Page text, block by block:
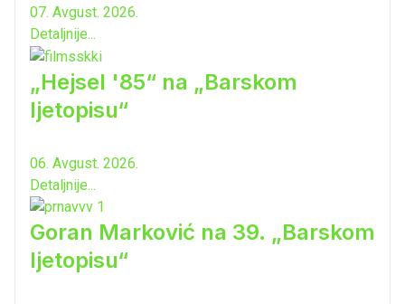
07. Avgust. 2026.
Detaljnije...
„Hejsel '85“ na „Barskom
ljetopisu“
06. Avgust. 2026.
Detaljnije...
Goran Marković na 39. „Barskom
ljetopisu“